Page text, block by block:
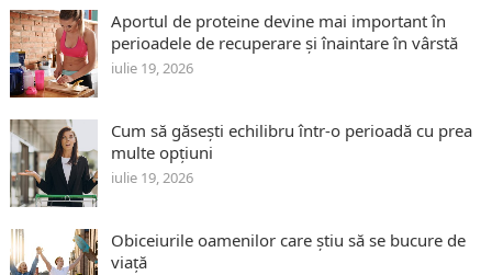
Aportul de proteine devine mai important în
perioadele de recuperare și înaintare în vârstă
iulie 19, 2026
Cum să găsești echilibru într-o perioadă cu prea
multe opțiuni
iulie 19, 2026
Obiceiurile oamenilor care știu să se bucure de
viață